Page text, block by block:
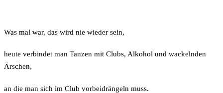
Was mal war, das wird nie wieder sein,
heute verbindet man Tanzen mit Clubs, Alkohol und wackelnden
Ärschen,
an die man sich im Club vorbeidrängeln muss.